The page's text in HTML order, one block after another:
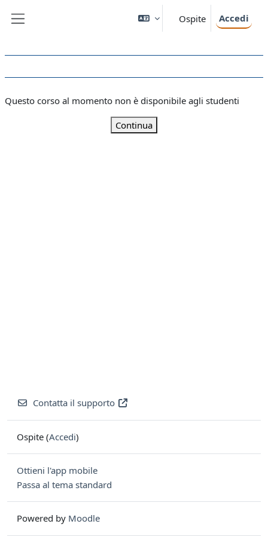
Ospite Accedi
Questo corso al momento non è disponibile agli studenti
Continua
Contatta il supporto
Ospite (Accedi)
Ottieni l'app mobile
Passa al tema standard
Powered by Moodle